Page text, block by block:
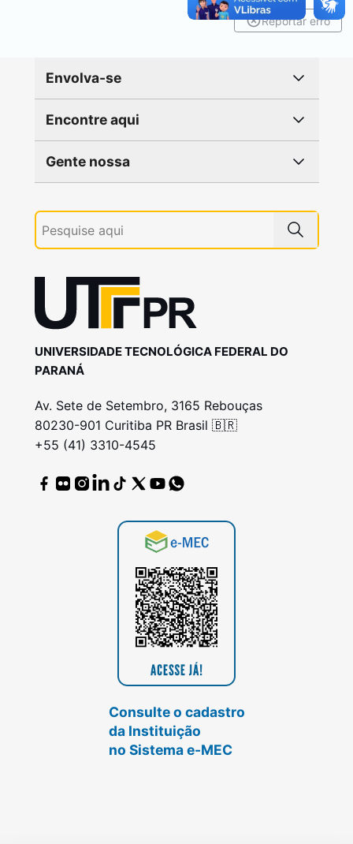
Reportar erro
Envolva-se
Encontre aqui
Gente nossa
UNIVERSIDADE TECNOLÓGICA FEDERAL DO
PARANÁ
Av. Sete de Setembro, 3165 Rebouças
80230-901 Curitiba PR Brasil 🇧🇷
+55 (41) 3310-4545
Consulte o cadastro
da Instituição
no Sistema e-MEC